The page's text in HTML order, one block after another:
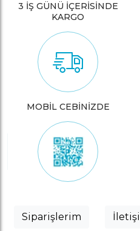
3 İŞ GÜNÜ İÇERİSİNDE
KARGO
MOBİL CEBİNİZDE
Siparişlerim